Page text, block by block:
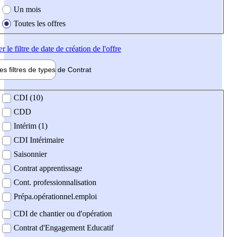
Un mois
Toutes les offres
le filtre de date de création de l'offre
filtres de types de Contrat
contrat
CDI (10)
CDD
Intérim (1)
CDI Intérimaire
Saisonnier
Contrat apprentissage
Cont. professionnalisation
Prépa.opérationnel.emploi
CDI de chantier ou d'opération
Contrat d'Engagement Educatif